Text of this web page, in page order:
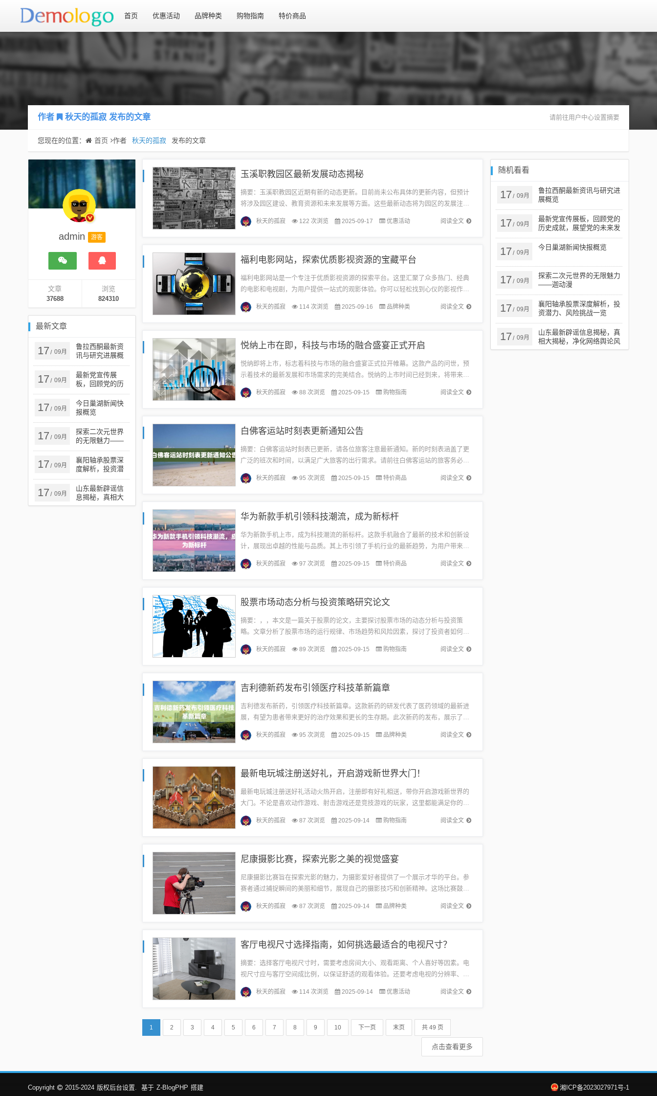
首页 优惠活动 品牌种类 购物指南 特价商品
作者 秋天的孤寂 发布的文章 请前往用户中心设置摘要
您现在的位置： 首页 作者 秋天的孤寂 发布的文章
admin 游客
文章
37688
浏览
824310
最新文章
17 / 09月
鲁拉西酮最新资
讯与研究进展概
览
17 / 09月
最新党宣传展
板，回顾党的历
史成就，展望党
的未来发展
17 / 09月
今日巢湖新闻快
报概览
17 / 09月
探索二次元世界
的无限魅力——
迦动漫
17 / 09月
襄阳轴承股票深
度解析，投资潜
力、风险挑战一
览
17 / 09月
山东最新辟谣信
息揭秘，真相大
揭秘，净化网络
玉溪职教园区最新发展动态揭秘
摘要：玉溪职教园区近期有新的动态更新。目前尚未公布具体的更新内容，但预计
将涉及园区建设、教育资源和未来发展等方面。这些最新动态将为园区的发展注入
新的活力和动力，促进职业教育的发展和提升。具体细节有待进一步公布和确
认。...
阅读全文
秋天的孤寂 122 次浏览 2025-09-17 优惠活动
福利电影网站，探索优质影视资源的宝藏平台
福利电影网站是一个专注于优质影视资源的探索平台。这里汇聚了众多热门、经典
的电影和电视剧，为用户提供一站式的观影体验。你可以轻松找到心仪的影视作
品，享受高清流畅的播放体验。福利电影网站致力于为广大影迷带来精彩的视觉盛
宴...
阅读全文
秋天的孤寂 114 次浏览 2025-09-16 品牌种类
悦纳上市在即，科技与市场的融合盛宴正式开启
悦纳即将上市，标志着科技与市场的融合盛宴正式拉开帷幕。这款产品的问世，预
示着技术的最新发展和市场需求的完美结合。悦纳的上市时间已经到来，将带来全
新的科技体验，满足消费者的期待和需求。悦纳的市场策略精准定位，充分考虑
消...
阅读全文
秋天的孤寂 88 次浏览 2025-09-15 购物指南
白佛客运站时刻表更新通知公告
摘要：白佛客运站时刻表已更新，请各位旅客注意最新通知。新的时刻表涵盖了更
广泛的班次和时间，以满足广大旅客的出行需求。请前往白佛客运站的旅客务必查
看最新时刻表，以确保行程顺利。如有任何疑问，请及时联系车站工作人员。背
景...
阅读全文
秋天的孤寂 95 次浏览 2025-09-15 特价商品
华为新款手机引领科技潮流，成为新标杆
华为新款手机上市，成为科技潮流的新标杆。这款手机融合了最新的技术和创新设
计，展现出卓越的性能与品质。其上市引领了手机行业的最新趋势，为用户带来前
所未有的使用体验。简约时尚，彰显品质华为新款手机在外观设计上展现了简约
时...
阅读全文
秋天的孤寂 97 次浏览 2025-09-15 特价商品
股票市场动态分析与投资策略研究论文
摘要：，，本文是一篇关于股票的论文，主要探讨股票市场的动态分析与投资策
略。文章分析了股票市场的运行规律、市场趋势和风险因素，探讨了投资者如何制
定合理的投资策略。通过对市场动态的深入研究，本文提出了有效的投资方法和技
巧...
阅读全文
秋天的孤寂 89 次浏览 2025-09-15 购物指南
吉利德新药发布引领医疗科技革新篇章
吉利德发布新药，引领医疗科技新篇章。这款新药的研发代表了医药领域的最新进
展，有望为患者带来更好的治疗效果和更长的生存期。此次新药的发布，展示了吉
利德在医疗科技领域的持续创新和卓越实力，为未来的医疗发展树立了新的里程
碑...
阅读全文
秋天的孤寂 95 次浏览 2025-09-15 品牌种类
最新电玩城注册送好礼，开启游戏新世界大门！
最新电玩城注册送好礼活动火热开启，注册即有好礼相送，带你开启游戏新世界的
大门。不论是喜欢动作游戏、射击游戏还是竞技游戏的玩家，这里都能满足你的需
求。快来注册，赢取丰厚礼品，享受极致的游戏体验！随着科技的飞速发展，电
子...
阅读全文
秋天的孤寂 87 次浏览 2025-09-14 购物指南
尼康摄影比赛，探索光影之美的视觉盛宴
尼康摄影比赛旨在探索光影的魅力，为摄影爱好者提供了一个展示才华的平台。参
赛者通过捕捉瞬间的美丽和细节，展现自己的摄影技巧和创新精神。这场比赛鼓励
参赛者发挥想象力，通过镜头捕捉令人惊叹的画面，展示摄影艺术的无限魅力。
无...
阅读全文
秋天的孤寂 87 次浏览 2025-09-14 品牌种类
客厅电视尺寸选择指南，如何挑选最适合的电视尺寸？
摘要：选择客厅电视尺寸时，需要考虑房间大小、观看距离、个人喜好等因素。电
视尺寸应与客厅空间成比例，以保证舒适的观看体验。还要考虑电视的分辨率、画
质等性能，以及品牌和预算等因素。选择适合的电视尺寸能够提升家庭娱乐体
验，...
阅读全文
秋天的孤寂 114 次浏览 2025-09-14 优惠活动
1 2 3 4 5 6 7 8 9 10 下一页 末页 共 49 页
点击查看更多
随机看看
17 / 09月
鲁拉西酮最新资讯与研究进
展概览
17 / 09月
最新党宣传展板，回顾党的
历史成就，展望党的未来发
展
17 / 09月
今日巢湖新闻快报概览
17 / 09月
探索二次元世界的无限魅力
——迦动漫
17 / 09月
襄阳轴承股票深度解析，投
资潜力、风险挑战一览
17 / 09月
山东最新辟谣信息揭秘，真
相大揭秘，净化网络舆论风
暴
Copyright 2015-2024 版权后台设置. 基于 Z-BlogPHP 搭建 湘ICP备2023027971号-1